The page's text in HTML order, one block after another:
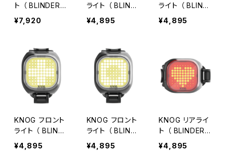
ト （ BLINDER V
TRAFFIC ）
¥7,920
ライト （ BLINDE
R MINI LOVE F
RONT ）
¥4,895
ライト （ BLINDE
R MINI SKULL
FRONT ）
¥4,895
KNOG フロント
ライト （ BLINDE
R MINI CROSS
FRONT ）
¥4,895
KNOG フロント
ライト （ BLINDE
R MIN SQUAR
E FRONT ）
¥4,895
KNOG リアライ
ト （ BLINDER
MINI LOVE RE
AR ）
¥4,895